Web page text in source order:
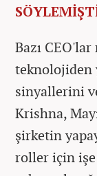
Bazı
teknolojiden
sinyallerini
Krishna,
şirketin
roller için işe